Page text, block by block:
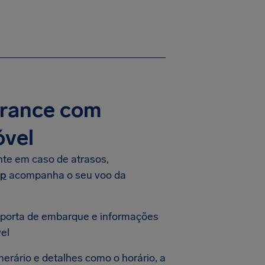
com
em caso de atrasos,
acompanha o seu voo da
de embarque e informações
e detalhes como o horário, a